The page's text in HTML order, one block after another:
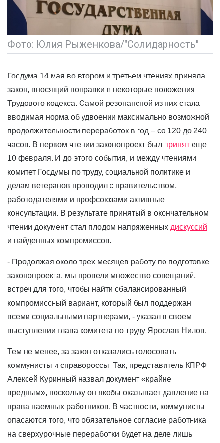
Фото: Юлия Рыженкова/"Солидарность"
Госдума 14 мая во втором и третьем чтениях приняла
закон, вносящий поправки в некоторые положения
Трудового кодекса. Самой резонансной из них стала
вводимая норма об удвоении максимально возможной
продолжительности переработок в год – со 120 до 240
часов. В первом чтении законопроект был принят еще
10 февраля. И до этого события, и между чтениями
комитет Госдумы по труду, социальной политике и
делам ветеранов проводил с правительством,
работодателями и профсоюзами активные
консультации. В результате принятый в окончательном
чтении документ стал плодом напряженных дискуссий
и найденных компромиссов.
- Продолжая около трех месяцев работу по подготовке
законопроекта, мы провели множество совещаний,
встреч для того, чтобы найти сбалансированный
компромиссный вариант, который был поддержан
всеми социальными партнерами, - указал в своем
выступлении глава комитета по труду Ярослав Нилов.
Тем не менее, за закон отказались голосовать
коммунисты и справороссы. Так, представитель КПРФ
Алексей Куринный назвал документ «крайне
вредным», поскольку он якобы оказывает давление на
права наемных работников. В частности, коммунисты
опасаются того, что обязательное согласие работника
на сверхурочные переработки будет на деле лишь